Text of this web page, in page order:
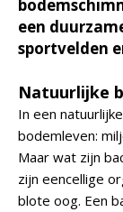
een
sportvelden
Natuurlijke
In een
bodemleven:
Maar wat zijn
zijn eencellige
blote oog. Een